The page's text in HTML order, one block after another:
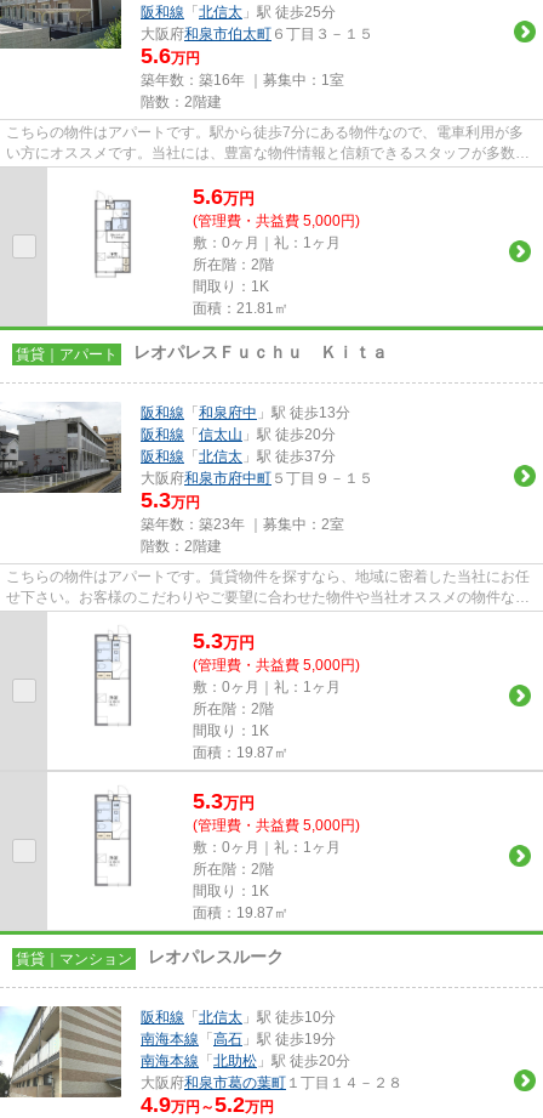
阪和線 「 北信太 」駅 徒歩25分
大阪府和泉市伯太町 ６丁目３－１５
5.6万円
築年数：築16年 ｜募集中： 1室
階数：2階建
こちらの物件はアパートです。駅から徒歩7分にある物件なので、電車利用が多
い方にオススメです。当社には、豊富な物件情報と信頼できるスタッフが多数在
5.6万円
(管理費・共益費 5,000円)
敷：0ヶ月｜礼：1ヶ月
所在階：2階
間取り：1K
面積：21.81㎡
賃貸｜アパート レオパレスＦｕｃｈｕ Ｋｉｔａ
阪和線 「 和泉府中 」駅 徒歩13分
阪和線 「 信太山 」駅 徒歩20分
阪和線 「 北信太 」駅 徒歩37分
大阪府和泉市府中町 ５丁目９－１５
5.3万円
築年数：築23年 ｜募集中： 2室
階数：2階建
こちらの物件はアパートです。賃貸物件を探すなら、地域に密着した当社にお任
せ下さい。お客様のこだわりやご要望に合わせた物件や当社オススメの物件な
5.3万円
(管理費・共益費 5,000円)
敷：0ヶ月｜礼：1ヶ月
所在階：2階
間取り：1K
面積：19.87㎡
5.3万円
(管理費・共益費 5,000円)
敷：0ヶ月｜礼：1ヶ月
所在階：2階
間取り：1K
面積：19.87㎡
賃貸｜マンション レオパレスルーク
阪和線 「 北信太 」駅 徒歩10分
南海本線 「 高石 」駅 徒歩19分
南海本線 「 北助松 」駅 徒歩20分
大阪府和泉市葛の葉町 １丁目１４－２８
4.9万円～5.2万円